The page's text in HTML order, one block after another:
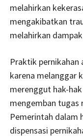
melahirkan
mengakibatkan
melahirkan
Praktik pernikahan
karena melanggar
merenggut hak-
mengemban tugas
Pemerintah dalam
dispensasi